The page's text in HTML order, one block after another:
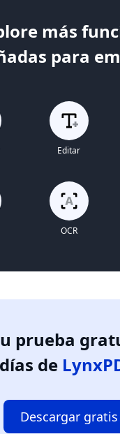
más
para
Editar
OCR
prueba
días de
Descargar gratis